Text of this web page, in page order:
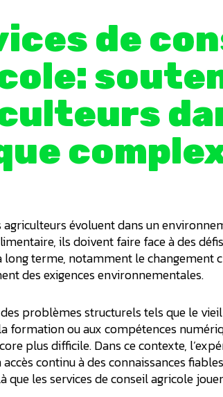
de
agriculteurs évoluent dans un
ils doivent faire face à des
long terme, notamment le changement
des exigences environnementales.
problèmes structurels tels que le
formation ou aux compétences
plus difficile. Dans ce contexte,
continu à des connaissances
que les services de conseil agricole